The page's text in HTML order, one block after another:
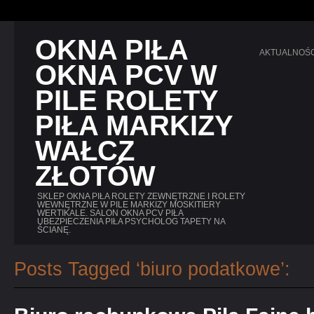
OKNA PIŁA
OKNA PCV W
PILE ROLETY
PIŁA MARKIZY
WAŁCZ
ZŁOTÓW
SKLEP OKNA PIŁA ROLETY ZEWNĘTRZNE I ROLETY
WEWNĘTRZNE W PILE MARKIZY MOSKITIERY
WERTIKALE. SALON OKNA PCV PIŁA
UBEZPIECZENIA PIŁA PSYCHOLOG TAPETY NA
ŚCIANĘ.
Posts Tagged ‘biuro podatkowe’: